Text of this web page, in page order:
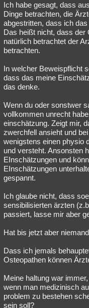
Ich habe gesagt, dass
Dinge betrachten, die
abgestritten, dass ich
Das heißt nicht, dass der
natürlich betrachtet der
betrachten.
In welcher Beweispflicht
dass das meine
das denke.
Wenn du oder sonstwer
vollkommen unrecht
einschätzung. Zeigt mir,
zwerchfell ansieht und
wenigstens einen physio
und versteht. Ansonsten
EInschätzungen und
EInschätzungen
gespannt.
Ich glaube nicht, dass
sensibilisierten ärzten
passiert, lasse mir aber
Hat bis jetzt aber
Dass ich jemals
Osteopathen können
Meine haltung war
wenn man medizinisch
problem zu bestehen
sein soll?